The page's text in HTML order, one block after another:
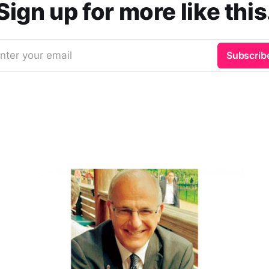
up for more like
your email